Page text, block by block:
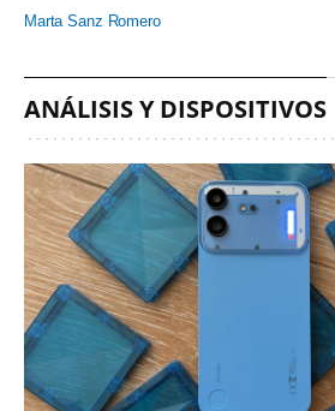
Marta Sanz Romero
ANÁLISIS Y DISPOSITIVOS